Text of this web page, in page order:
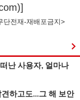
)]
단전재-재배포금지>
난 사용자, 얼마나
하고도...그 해 보안